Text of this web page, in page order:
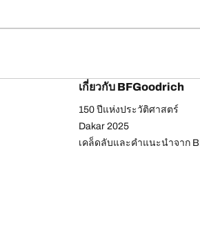
เกี่ยวกับ BFGoodrich
150 ปีแห่งประวัติศาสตร์
Dakar 2025
เคล็ดลับและคำแนะนำจาก